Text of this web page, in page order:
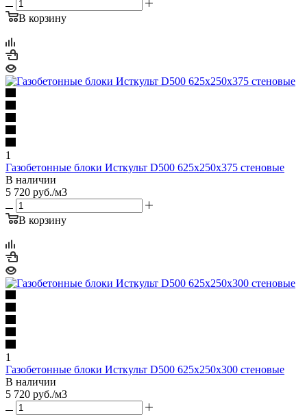
В корзину
1
Газобетонные блоки Исткульт D500 625х250х375 стеновые
В наличии
5 720 руб./м3
В корзину
1
Газобетонные блоки Исткульт D500 625х250х300 стеновые
В наличии
5 720 руб./м3